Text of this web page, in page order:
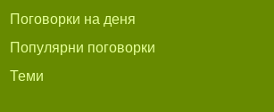
Поговорки на деня
Популярни поговорки
Теми